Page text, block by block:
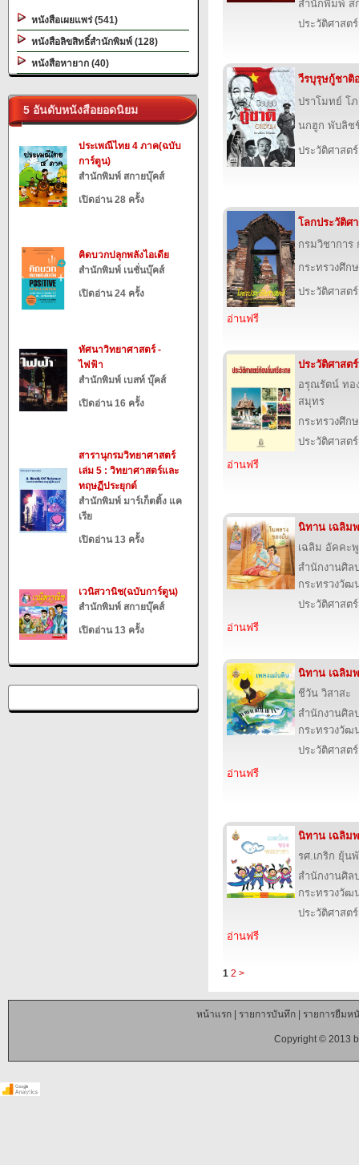
หนังสือเผยแพร่ (541)
หนังสือลิขสิทธิ์สำนักพิมพ์ (128)
หนังสือหายาก (40)
5 อันดับหนังสือยอดนิยม
ประเพณีไทย 4 ภาค(ฉบับ
การ์ตูน)
สำนักพิมพ์ สกายบุ๊คส์
เปิดอ่าน 28 ครั้ง
คิดบวกปลุกพลังไอเดีย
สำนักพิมพ์ เนชั่นบุ๊คส์
เปิดอ่าน 24 ครั้ง
ทัศนาวิทยาศาสตร์ -
ไฟฟ้า
สำนักพิมพ์ เบสท์ บุ๊คส์
เปิดอ่าน 16 ครั้ง
สารานุกรมวิทยาศาสตร์
เล่ม 5 : วิทยาศาสตร์และ
ทฤษฏีประยุกต์
สำนักพิมพ์ มาร์เก็ตติ้ง แค
เรีย
เปิดอ่าน 13 ครั้ง
เวนิสวานิช(ฉบับการ์ตูน)
สำนักพิมพ์ สกายบุ๊คส์
เปิดอ่าน 13 ครั้ง
สำนักพิมพ์ ส
ประวัติศาสต
วีรบุรุษกู้ชาติ
ปราโมทย์ โ
นกฮูก พับลิช
ประวัติศาสต
โลกประวัติศ
กรมวิชาการ
กระทรวงศึก
ประวัติศาสต
อ่านฟรี
ประวัติศาสต
อรุณรัตน์ ทอ
สมุทร
กระทรวงศึก
ประวัติศาสต
อ่านฟรี
นิทาน เฉลิม
เฉลิม อัคคะพู
สำนักงานศิ
กระทรวงวัฒ
ประวัติศาสต
อ่านฟรี
นิทาน เฉลิม
ชีวัน วิสาสะ
สำนักงานศิ
กระทรวงวัฒ
ประวัติศาสต
อ่านฟรี
นิทาน เฉลิม
รศ.เกริก ยุ้น
สำนักงานศิ
กระทรวงวัฒ
ประวัติศาสต
อ่านฟรี
1 2 >
หน้าแรก| รายการบันทึก| รายการยืมห
Copyright © 2013